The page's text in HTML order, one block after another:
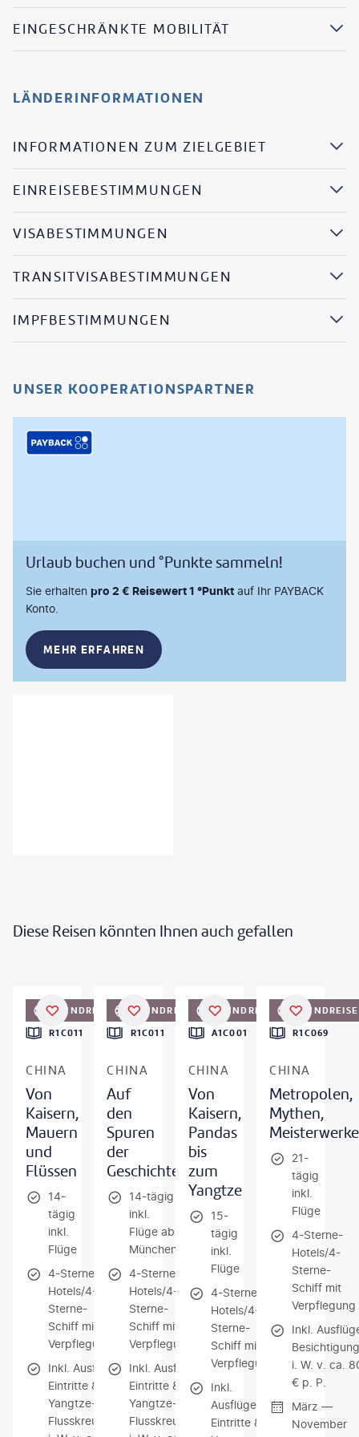
EINGESCHRÄNKTE MOBILITÄT
LÄNDERINFORMATIONEN
INFORMATIONEN ZUM ZIELGEBIET
EINREISEBESTIMMUNGEN
VISABESTIMMUNGEN
TRANSITVISABESTIMMUNGEN
IMPFBESTIMMUNGEN
UNSER KOOPERATIONSPARTNER
Urlaub buchen und °Punkte sammeln!
Sie erhalten pro 2 € Reisewert 1 °Punkt auf Ihr PAYBACK
Konto.
MEHR ERFAHREN
Diese Reisen könnten Ihnen auch gefallen
RUNDREISE
R1C011
CHINA
Von
Kaisern,
Mauern
und
Flüssen
14-
tägig
inkl.
Flüge
4-Sterne-
Hotels/4-
Sterne-
Schiff mit
Verpflegung
Inkl. Ausflüge,
Eintritte &
Yangtze-
Flusskreuzfahrt
RUNDREISE
R1C011
CHINA
Auf
den
Spuren
der
Geschichte
14-tägig
inkl.
Flüge ab
München
4-Sterne-
Hotels/4-
Sterne-
Schiff mit
Verpflegung
Inkl. Ausflüge,
Eintritte &
Yangtze-
Flusskreuzfahrt
DEAL RUNDREISE
A1C001
CHINA
Von
Kaisern,
Pandas
bis
zum
Yangtze
15-
tägig
inkl.
Flüge
4-Sterne-
Hotels/4-
Sterne-
Schiff mit
Verpflegung
Inkl.
Ausflüge,
Eintritte &
RUNDREISE
R1C069
CHINA
Metropolen,
Mythen,
Meisterwerke
21-
tägig
inkl.
Flüge
4-Sterne-
Hotels/4-
Sterne-
Schiff mit
Verpflegung
Inkl.
i. W. v. ca.
€ p. P.
März —
November